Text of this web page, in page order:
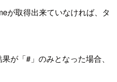
が取得出来ていなければ、タ
が「#」のみとなった場合、